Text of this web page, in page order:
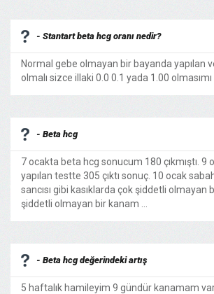
- Stantart beta hcg oranı nedir?
Normal gebe olmayan bir bayanda yapılan
olmalı sizce illaki 0.0 0.1 yada 1.00 olmasımı
- Beta hcg
7 ocakta beta hcg sonucum 180 çıkmıştı. 9
yapılan testte 305 çıktı sonuç. 10 ocak
sancısı gibi kasıklarda çok şiddetli olmayan
şiddetli olmayan bir kanam ...
- Beta hcg değerindeki artış
5 haftalık hamileyim 9 gündür kanamam